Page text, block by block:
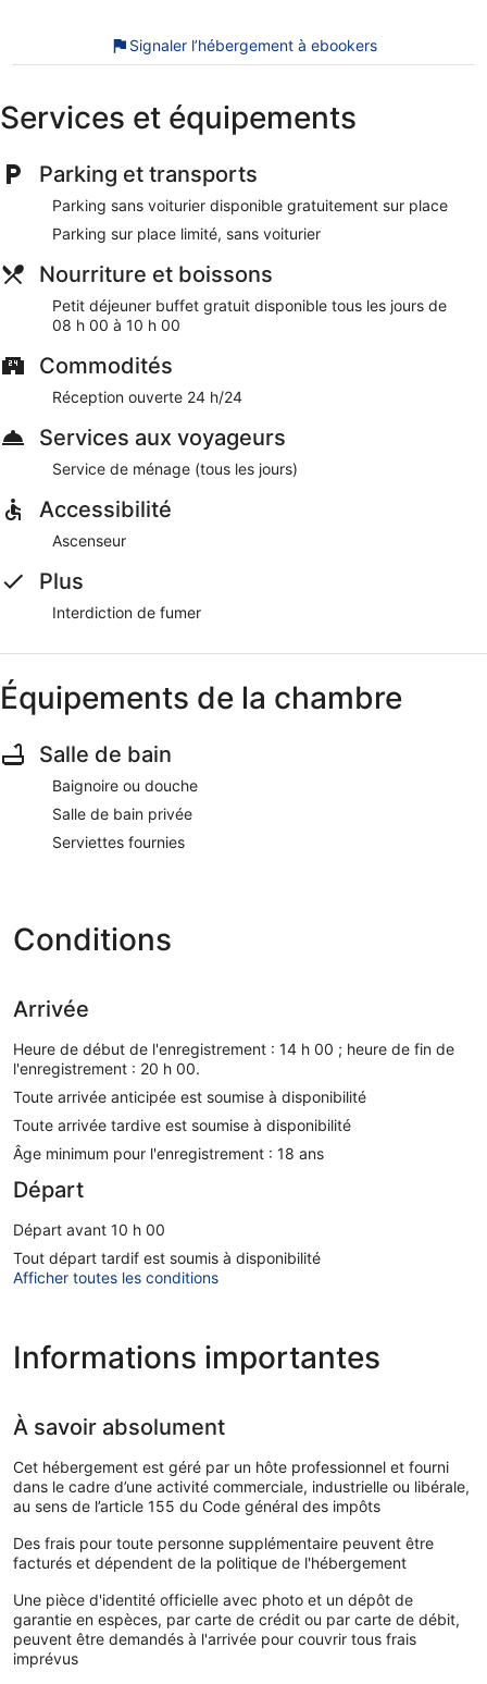
Parmi les prestations offertes, on trouve notamment un
À deux pas de Parc national de Tarangire et à 8 minutes
à pied de Sangaiwe Gate
Un petit déjeuner vous est servi gratuitement chaque matin.
Un parking en libre-service est disponible.
Ce lodge 3 étoiles est non-fumeurs.
Les clients profiteront d'un petit déjeuner buffet gratuit tous
les jours de 08 h 00 à 10 h 00.
Signaler l’hébergement à ebookers
Services et équipements
Parking et transports
Parking sans voiturier disponible gratuitement sur place
Parking sur place limité, sans voiturier
Nourriture et boissons
Petit déjeuner buffet gratuit disponible tous les jours de
08 h 00 à 10 h 00
Commodités
Réception ouverte 24 h/24
Services aux voyageurs
Service de ménage (tous les jours)
Accessibilité
Ascenseur
Plus
Interdiction de fumer
Équipements de la chambre
Salle de bain
Baignoire ou douche
Salle de bain privée
Serviettes fournies
Conditions
Arrivée
Heure de début de l'enregistrement : 14 h 00 ; heure de fin de
l'enregistrement : 20 h 00.
Toute arrivée anticipée est soumise à disponibilité
Toute arrivée tardive est soumise à disponibilité
Âge minimum pour l'enregistrement : 18 ans
Départ
Départ avant 10 h 00
Tout départ tardif est soumis à disponibilité
Afficher toutes les conditions
Informations importantes
À savoir absolument
Cet hébergement est géré par un hôte professionnel et fourni
dans le cadre d’une activité commerciale, industrielle ou libérale,
au sens de l’article 155 du Code général des impôts
Des frais pour toute personne supplémentaire peuvent être
facturés et dépendent de la politique de l'hébergement
Une pièce d'identité officielle avec photo et un dépôt de
garantie en espèces, par carte de crédit ou par carte de débit,
peuvent être demandés à l'arrivée pour couvrir tous frais
imprévus